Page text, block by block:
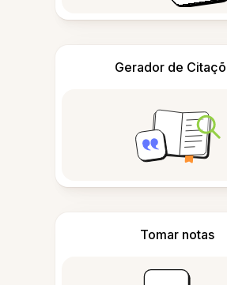
Gerador de
Tomar notas